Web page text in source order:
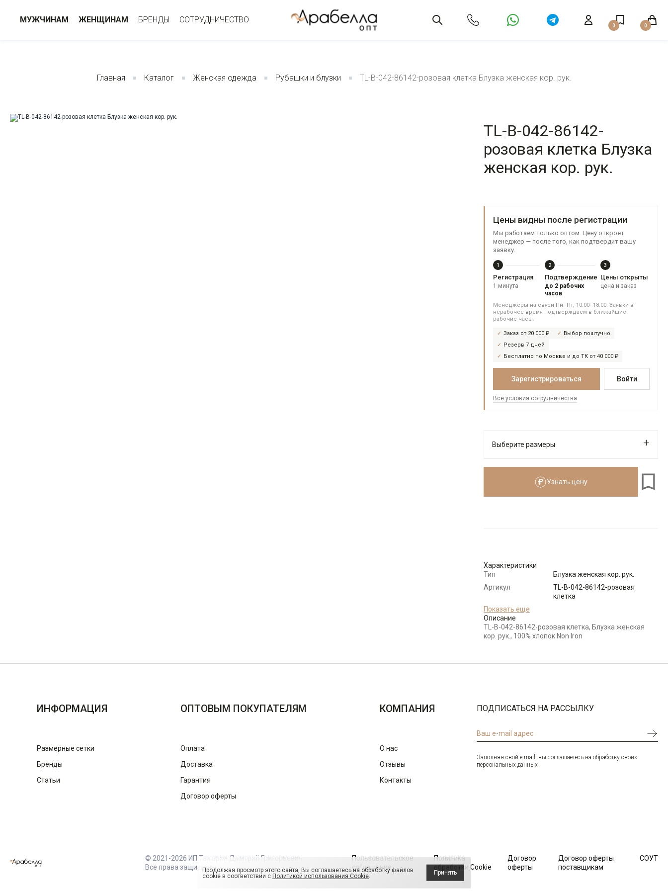
МУЖЧИНАМ ЖЕНЩИНАМ БРЕНДЫ СОТРУДНИЧЕСТВО
0 0
Главная Каталог Женская одежда Рубашки и блузки TL-B-042-86142-розовая клетка Блузка женская кор. рук.
TL-B-042-86142-
розовая клетка Блузка
женская кор. рук.
Цены видны после регистрации
Мы работаем только оптом. Цену откроет
менеджер — после того, как подтвердит вашу
заявку.
1
Регистрация
1 минута
2
Подтверждение
до 2 рабочих
часов
3
Цены открыты
цена и заказ
Менеджеры на связи Пн–Пт, 10:00–18:00. Заявки в
нерабочее время подтверждаем в ближайшие
рабочие часы.
Заказ от 20 000 ₽
Выбор поштучно
Резерв 7 дней
Бесплатно по Москве и до ТК от 40 000 ₽
Зарегистрироваться Войти
Все условия сотрудничества
Выберите размеры
Размеры для ростасм
46
50 - + 7
по 1 шт каждого доступного размера
Узнать цену
Характеристики
Тип
Блузка женская кор. рук.
Артикул
TL-B-042-86142-розовая
клетка
Состав
сырья
Бренд
T-lab (Россия)
Модель
Прямая
Манжет
отгибающиеся
Показать еще
Описание
TL-B-042-86142-розовая клетка, Блузка женская
кор. рук., 100% хлопок Non Iron
ИНФОРМАЦИЯ
Размерные сетки
Бренды
Статьи
ОПТОВЫМ ПОКУПАТЕЛЯМ
Оплата
Доставка
Гарантия
Договор оферты
КОМПАНИЯ
О нас
Отзывы
Контакты
ПОДПИСАТЬСЯ НА РАССЫЛКУ
Заполняя свой e-mail, вы соглашаетесь на обработку своих
персональных данных
© 2021-2026 ИП Тамарин Дмитрий Григорьевич.
Все права защищены
Пользовательское
соглашение
Политика
обработки Cookie
Договор
оферты
Договор оферты
поставщикам
СОУТ
Продолжая просмотр этого сайта, Вы соглашаетесь на обработку файлов
cookie в соответствии с Политикой использования Cookie. Принять